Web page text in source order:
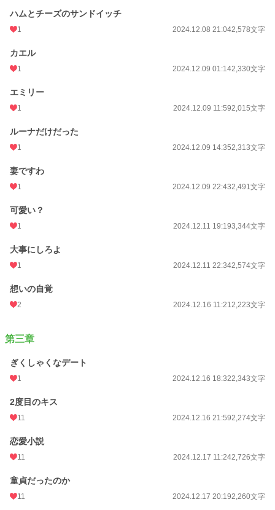
ハムとチーズのサンドイッチ
1 2024.12.08 21:042,578文字
カエル
1 2024.12.09 01:142,330文字
エミリー
1 2024.12.09 11:592,015文字
ルーナだけだった
1 2024.12.09 14:352,313文字
妻ですわ
1 2024.12.09 22:432,491文字
可愛い？
1 2024.12.11 19:193,344文字
大事にしろよ
1 2024.12.11 22:342,574文字
想いの自覚
2 2024.12.16 11:212,223文字
第三章
ぎくしゃくなデート
1 2024.12.16 18:322,343文字
2度目のキス
11 2024.12.16 21:592,274文字
恋愛小説
11 2024.12.17 11:242,726文字
童貞だったのか
11 2024.12.17 20:192,260文字